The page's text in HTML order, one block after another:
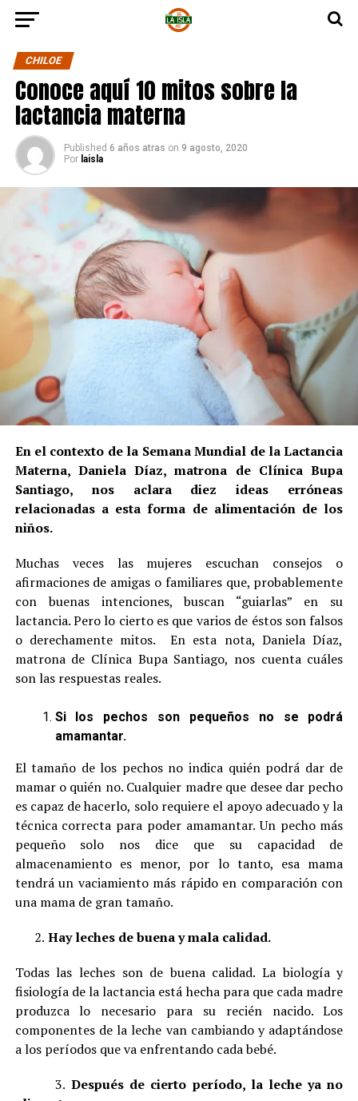
CHILOE
Conoce aquí 10 mitos sobre la
lactancia materna
Published 6 años atras on 9 agosto, 2020
Por laisla
En el contexto de la Semana Mundial de la Lactancia
Materna, Daniela Díaz, matrona de Clínica Bupa
Santiago, nos aclara diez ideas erróneas
relacionadas a esta forma de alimentación de los
niños.
Muchas veces las mujeres escuchan consejos o
afirmaciones de amigas o familiares que, probablemente
con buenas intenciones, buscan “guiarlas” en su
lactancia. Pero lo cierto es que varios de éstos son falsos
o derechamente mitos. En esta nota, Daniela Díaz,
matrona de Clínica Bupa Santiago, nos cuenta cuáles
son las respuestas reales.
Si los pechos son pequeños no se podrá
amamantar.
El tamaño de los pechos no indica quién podrá dar de
mamar o quién no. Cualquier madre que desee dar pecho
es capaz de hacerlo, solo requiere el apoyo adecuado y la
técnica correcta para poder amamantar. Un pecho más
pequeño solo nos dice que su capacidad de
almacenamiento es menor, por lo tanto, esa mama
tendrá un vaciamiento más rápido en comparación con
una mama de gran tamaño.
2. Hay leches de buena y mala calidad.
Todas las leches son de buena calidad. La biología y
fisiología de la lactancia está hecha para que cada madre
produzca lo necesario para su recién nacido. Los
componentes de la leche van cambiando y adaptándose
a los períodos que va enfrentando cada bebé.
3. Después de cierto período, la leche ya no